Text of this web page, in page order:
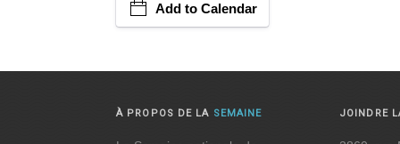
Add to Calendar
À PROPOS DE LA SEMAINE JOINDRE